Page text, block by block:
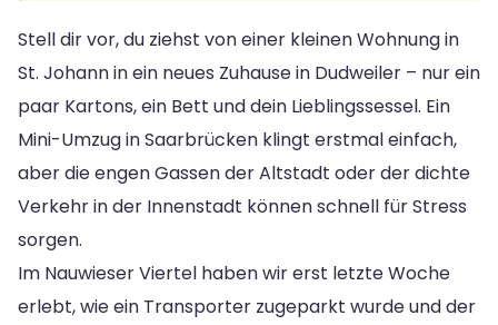
Stell dir vor, du ziehst von einer kleinen Wohnung in
St. Johann in ein neues Zuhause in Dudweiler – nur ein
paar Kartons, ein Bett und dein Lieblingssessel. Ein
Mini-Umzug in Saarbrücken klingt erstmal einfach,
aber die engen Gassen der Altstadt oder der dichte
Verkehr in der Innenstadt können schnell für Stress
sorgen.
Im Nauwieser Viertel haben wir erst letzte Woche
erlebt, wie ein Transporter zugeparkt wurde und der